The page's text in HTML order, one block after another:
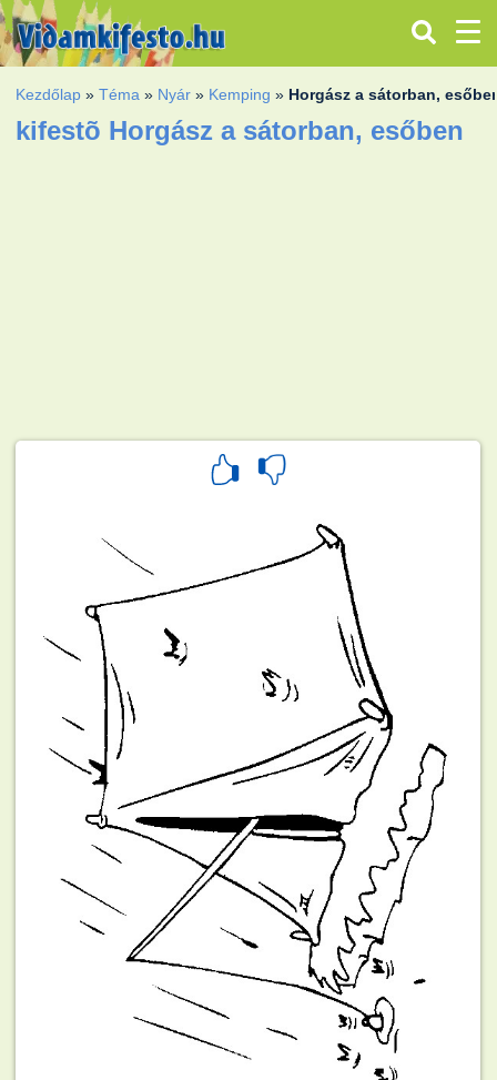
Kezdőlap »Téma » Nyár » Kemping » Horgász a sátorban,
kifestõ Horgász a sátorban, esőben